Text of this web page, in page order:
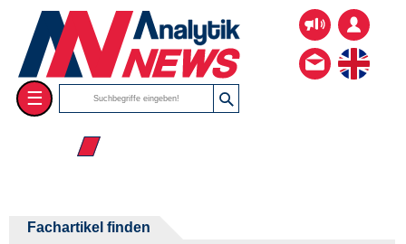
☰
☰ 2026
Fachartikel finden